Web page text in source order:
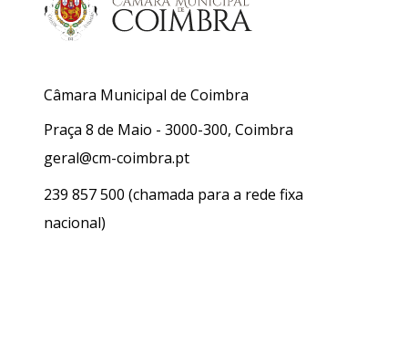
Câmara Municipal de Coimbra
Praça 8 de Maio - 3000-300, Coimbra
geral@cm-coimbra.pt
239 857 500 (chamada para a rede fixa
nacional)